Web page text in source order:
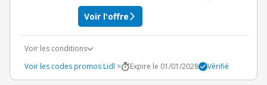
Voir l'offre
Voir les conditions
Voir les codes promos Lidl >
Expire le 01/01/2028 Vérifié